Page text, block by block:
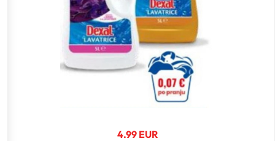
4.99 EUR